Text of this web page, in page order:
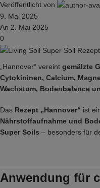
Veröffentlicht von
9. Mai 2025
An 2. Mai 2025
0
„Hannover“ vereint gemälzte
Cytokininen, Calcium,
Wachstum, Bodenbalance
Das Rezept „Hannover“ ist
Nährstoffaufnahme und
Super Soils – besonders für
Anwendung für